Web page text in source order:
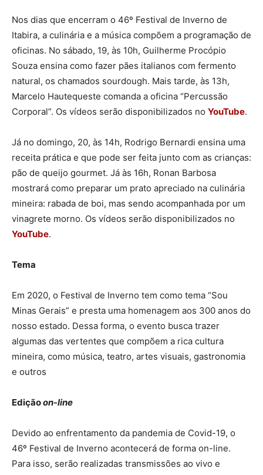
Nos dias que encerram o 46º Festival de Inverno de
Itabira, a culinária e a música compõem a programação de
oficinas. No sábado, 19, às 10h, Guilherme Procópio
Souza ensina como fazer pães italianos com fermento
natural, os chamados sourdough. Mais tarde, às 13h,
Marcelo Hautequeste comanda a oficina “Percussão
Corporal”. Os vídeos serão disponibilizados no YouTube.
Já no domingo, 20, às 14h, Rodrigo Bernardi ensina uma
receita prática e que pode ser feita junto com as crianças:
pão de queijo gourmet. Já às 16h, Ronan Barbosa
mostrará como preparar um prato apreciado na culinária
mineira: rabada de boi, mas sendo acompanhada por um
vinagrete morno. Os vídeos serão disponibilizados no
YouTube.
Tema
Em 2020, o Festival de Inverno tem como tema “Sou
Minas Gerais” e presta uma homenagem aos 300 anos do
nosso estado. Dessa forma, o evento busca trazer
algumas das vertentes que compõem a rica cultura
mineira, como música, teatro, artes visuais, gastronomia
e outros
Ediçãoon-line
Devido ao enfrentamento da pandemia de Covid-19, o
46º Festival de Inverno acontecerá de forma on-line.
Para isso, serão realizadas transmissões ao vivo e